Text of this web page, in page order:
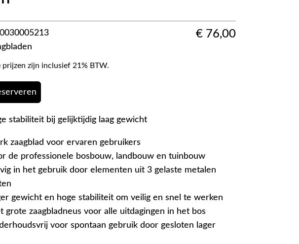
€ 76,00
prijzen zijn inclusief 21% BTW.
stabiliteit bij gelijktijdig laag gewicht
zaagblad voor ervaren gebruikers
de professionele bosbouw, landbouw en tuinbouw
in het gebruik door elementen uit 3 gelaste metalen
gewicht en hoge stabiliteit om veilig en snel te werken
grote zaagbladneus voor alle uitdagingen in het bos
voor spontaan gebruik door gesloten lager